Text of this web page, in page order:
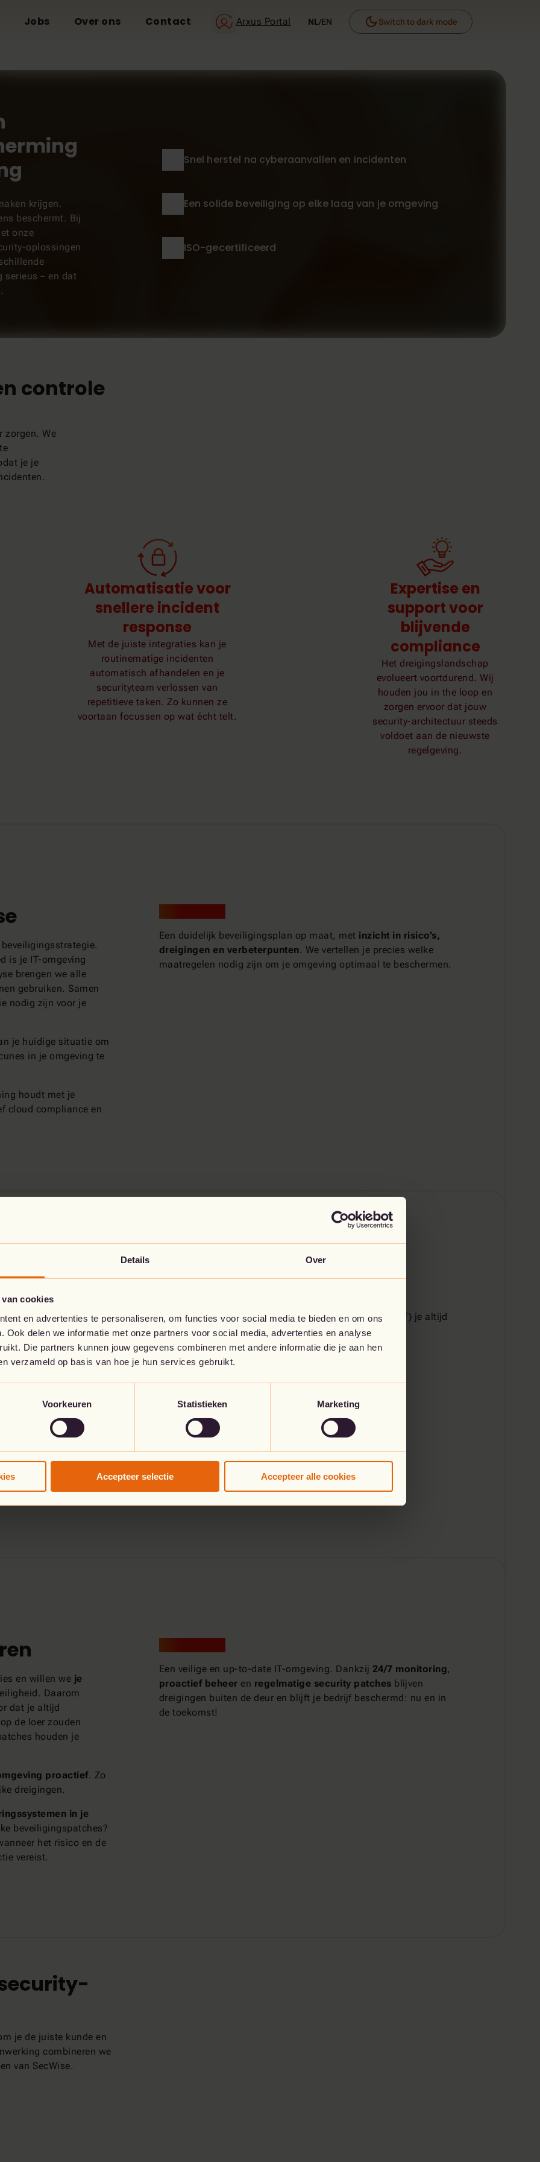
Details Over
cookies
en advertenties te personaliseren, om functies voor social media te bieden en om ons
Ook delen we informatie met onze partners voor social media, advertenties en analyse
Die partners kunnen jouw gegevens combineren met andere informatie die je aan hen
verzameld op basis van hoe je hun services gebruikt.
Voorkeuren Statistieken Marketing
Accepteer selectie Accepteer alle cookies
Jobs Over ons Contact Arxus Portal NL/EN dark_mode Switch to dark mode
krijgen.
beschermt. Bij
onze
oplossingen
serieus – en dat
Snel herstel na cyberaanvallen en incidenten
Een solide beveiliging op elke laag van je omgeving
ISO-gecertificeerd
controle
zorgen. We
je je
Automatisatie voor
snellere incident
response
Met de juiste integraties kan je
routinematige incidenten
automatisch afhandelen en je
securityteam verlossen van
repetitieve taken. Zo kunnen ze
voortaan focussen op wat écht telt.
Expertise en
support voor
blijvende
compliance
Het dreigingslandschap
evolueert voortdurend. Wij
houden jou in the loop en
zorgen ervoor dat jouw
security-architectuur steeds
voldoet aan de nieuwste
regelgeving.
is je IT-omgeving
brengen we alle
gebruiken. Samen
nodig zijn voor je
je huidige situatie om
in je omgeving te
houdt met je
cloud compliance en
Een duidelijk beveiligingsplan op maat, met inzicht in risico’s,
dreigingen en verbeterpunten. We vertellen je precies welke
maatregelen nodig zijn om je omgeving optimaal te beschermen.
slag met de
deze maatregelen,
& Intrusion
mogelijke
fundament met Azure
is, altijd en overal.
spreken we over
bescherming om je
dankzij Azure Backup
een snelle back-up
Het resultaat?
bescherming en betrouwbare back-ups. Zo ben (en blijf) je altijd
weerbaar en in controle.
en willen we je
Daarom
dat je altijd
de loer zouden
houden je
proactief. Zo
dreigingen.
in je
beveiligingspatches?
het risico en de
vereist.
Een veilige en up-to-date IT-omgeving. Dankzij 24/7 monitoring,
proactief beheer en regelmatige security patches blijven
dreigingen buiten de deur en blijft je bedrijf beschermd: nu en in
de toekomst!
je de juiste kunde en
combineren we
van SecWise.